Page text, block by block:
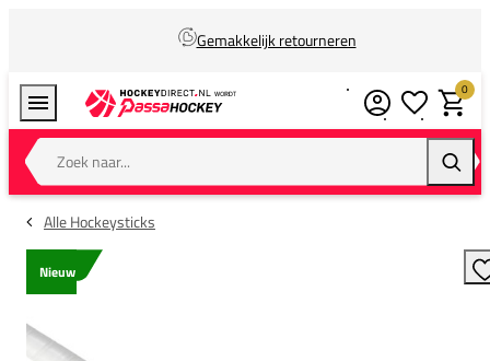
Gemakkelijk retourneren
Zoek naar...
0
Alle Hockeysticks
Nieuw